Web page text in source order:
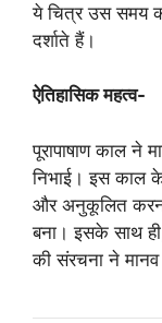
ये चित्र उस समय
दर्शाते हैं।
ऐतिहासिक महत्व-
पूरापाषाण काल ने
निभाई। इस काल
और अनुकूलित
बना। इसके साथ
की संरचना ने मानव